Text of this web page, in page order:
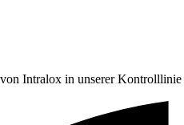
Intralox in unserer